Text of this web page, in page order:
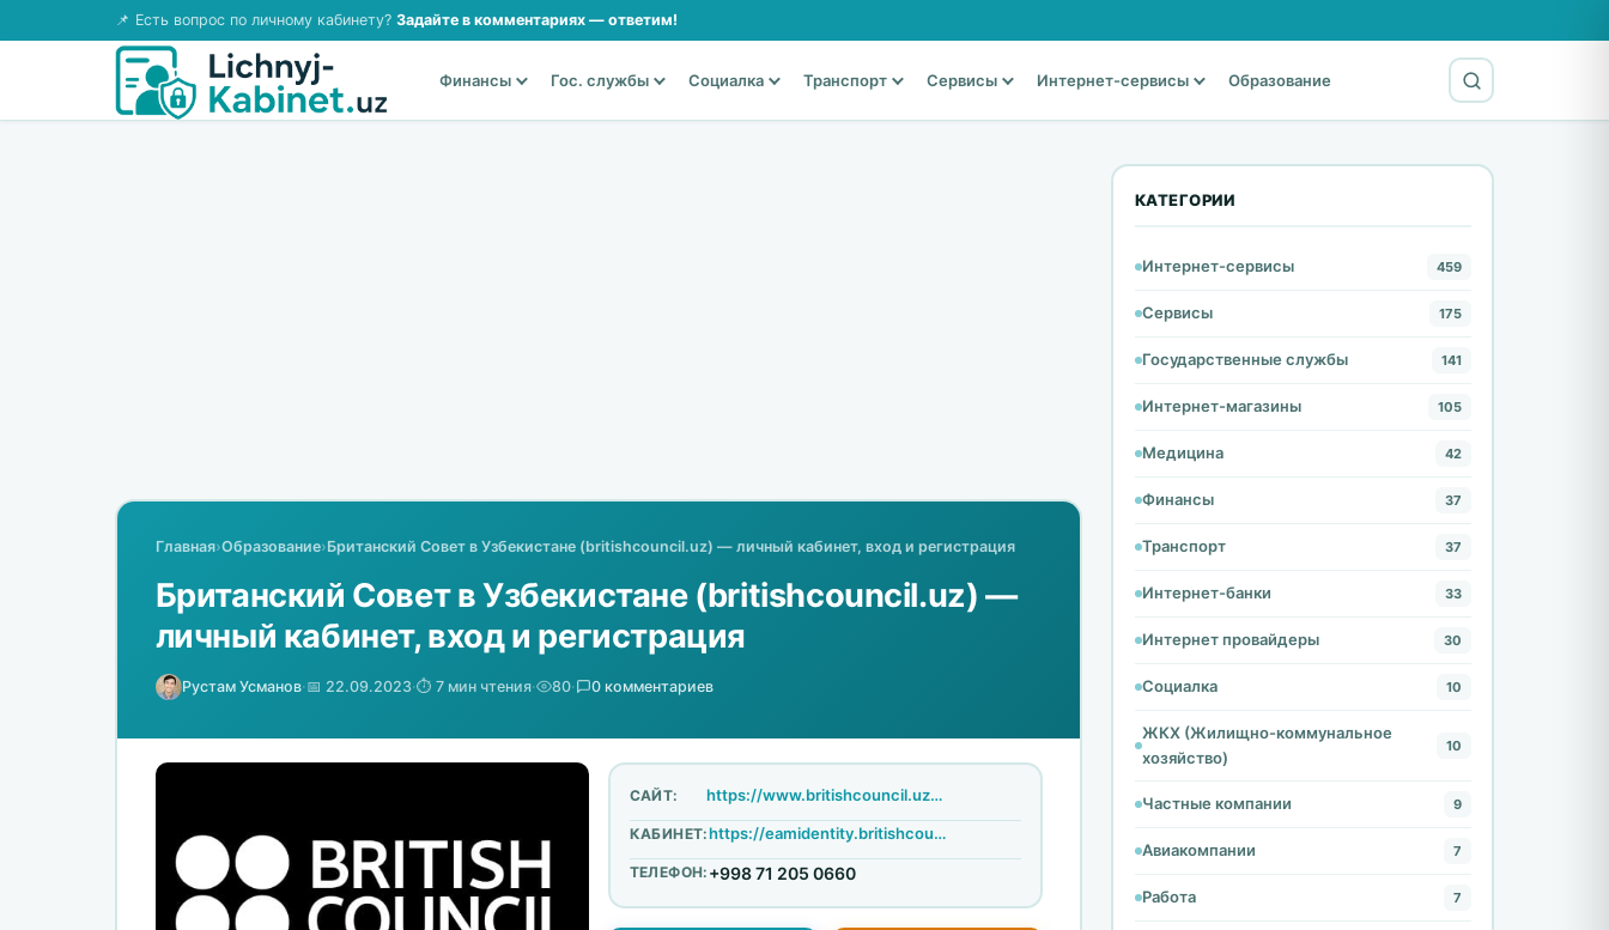
📌 Есть вопрос по личному кабинету? Задайте в комментариях — ответим!
Финансы Гос. службы Социалка Транспорт Сервисы Интернет-сервисы Образование
Главная›Образование›Британский Совет в Узбекистане (britishcouncil.uz) — личный кабинет, вход и регистрация
Британский Совет в Узбекистане (britishcouncil.uz) —
личный кабинет, вход и регистрация
Рустам Усманов·📅 22.09.2023·⏱️ 7 мин чтения· 80· 0 комментариев
САЙТ: https://www.britishcouncil.uz/ru
КАБИНЕТ: https://eamidentity.britishcouncil.org/account/login?returnUrl=%2Fconnect%2Fauthorize%2Fcallback%3Fclient_id%3Dors2.newttp.app%26redirect_uri%3Dhttps%253A%252F%252Fieltsregistration.britishcouncil.org%252Fttp%252Fcallback%26response_type%3Dcode%26scope%3Dopenid%2520profile%2520email%2520ors2.b2c.api%2520ielts-online.b2c.api%2520ukvi.b2c.api%2520ors2-modernisation.b2c.api%26state%3D4cd22e4f9d8d436a86c9b69d997345f4%26code_challenge%3Db10WfDketuomchyVc5dZMvNj64EfmcRGeWZ8ZJZlIOg%26code_challenge_method%3DS256%26response_mode%3Dquery
ТЕЛЕФОН: +998 71 205 0660
КАТЕГОРИИ
Интернет-сервисы 459
Сервисы 175
Государственные службы 141
Интернет-магазины 105
Медицина 42
Финансы 37
Транспорт 37
Интернет-банки 33
Интернет провайдеры 30
Социалка 10
ЖКХ (Жилищно-коммунальное
хозяйство)
10
Частные компании 9
Авиакомпании 7
Работа 7